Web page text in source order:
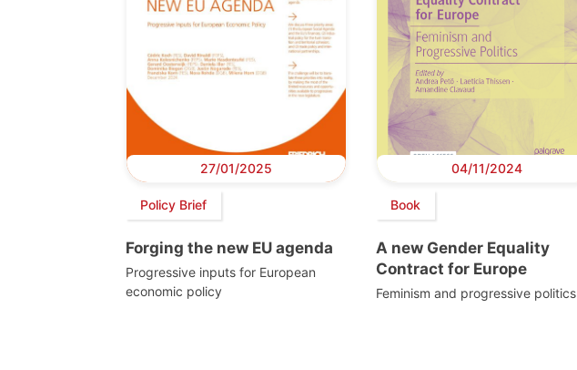
27/01/2025
Policy Brief
Forging the new EU agenda
Progressive inputs for European
economic policy
04/11/2024
Book
A new Gender Equality
Contract for Europe
Feminism and progressive politics